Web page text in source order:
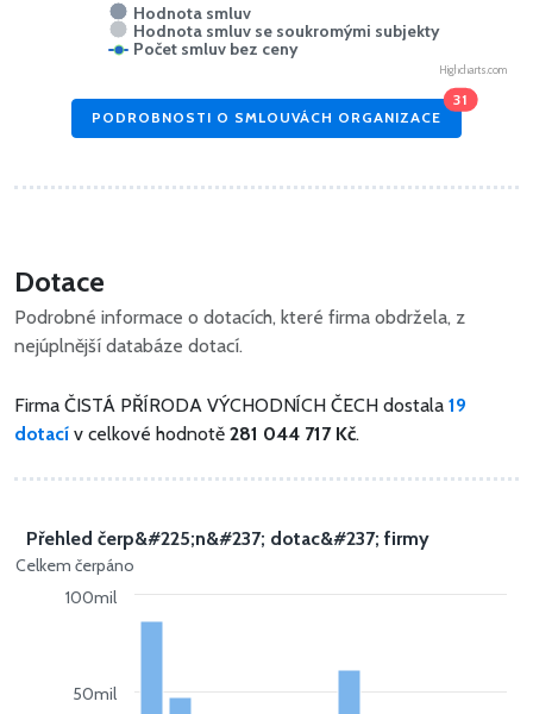
Hodnota smluv
Hodnota smluv se soukromými subjekty
Počet smluv bez ceny
Highcharts.com
PODROBNOSTI O SMLOUVÁCH ORGANIZACE
31
Dotace
Podrobné informace o dotacích, které firma obdržela, z
nejúplnější databáze dotací.
Firma ČISTÁ PŘÍRODA VÝCHODNÍCH ČECH dostala 19
dotací v celkové hodnotě 281 044 717 Kč.
Celkem čerpáno
Přehled čerp&#225;n&#237; dotac&#237; firmy
50mil
100mil